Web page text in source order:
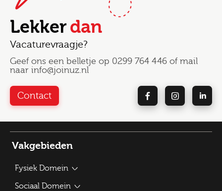
Lekkerdan
Vacaturevraagje?
Geef ons een belletje op 0299 764 446 of mail
naar info@joinuz.nl
Contact
Vakgebieden
Fysiek Domein
Bouwplantoetser
Sociaal Domein